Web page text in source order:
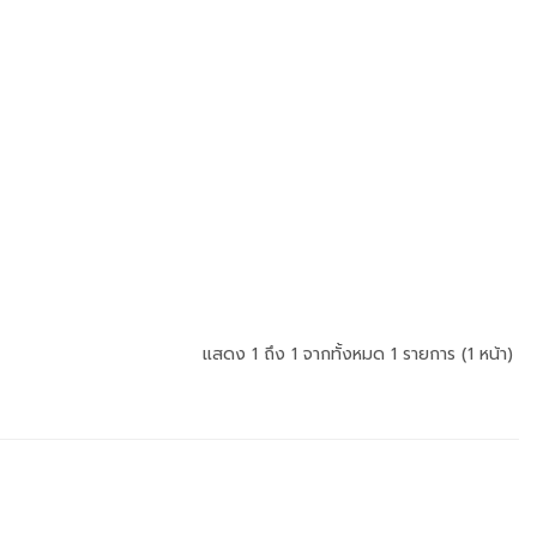
แสดง 1 ถึง 1 จากทั้งหมด 1 รายการ (1 หน้า)